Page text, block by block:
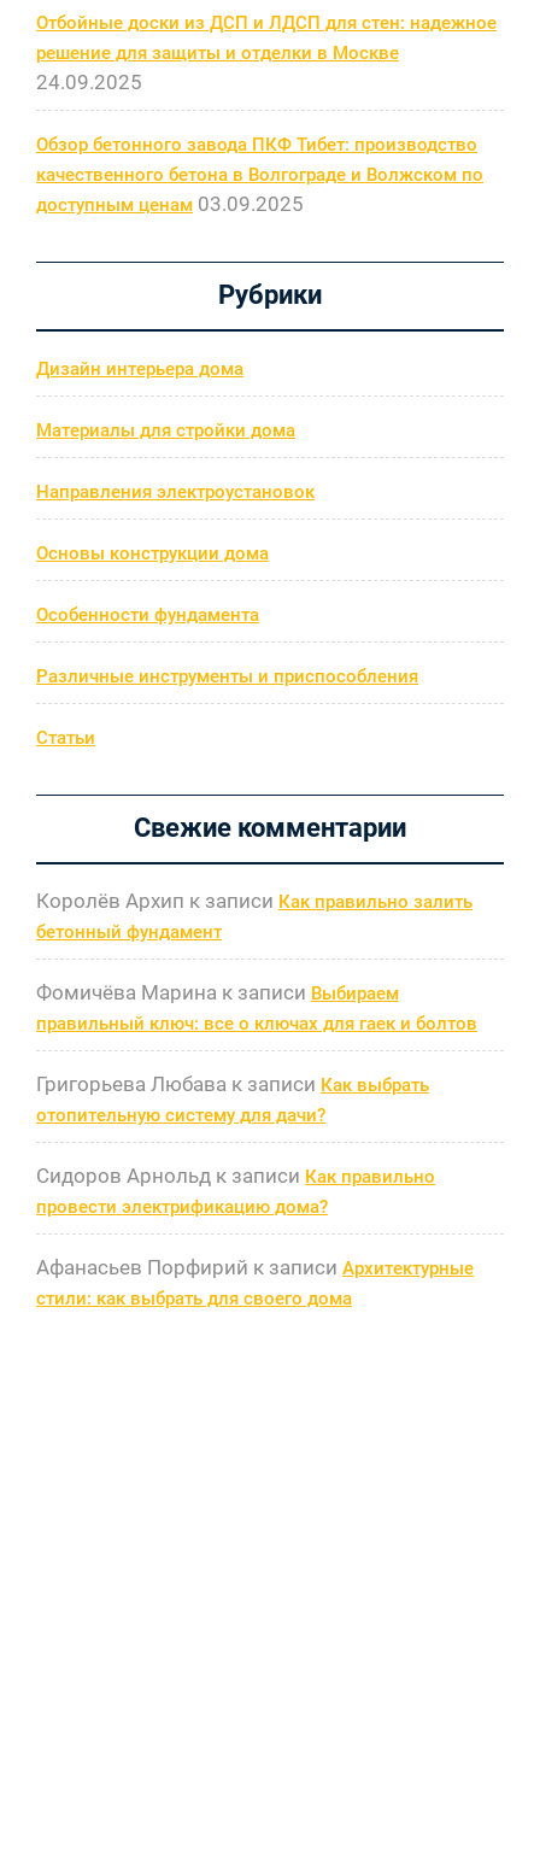
Отбойные доски из ДСП и ЛДСП для стен: надежное
решение для защиты и отделки в Москве
24.09.2025
Обзор бетонного завода ПКФ Тибет: производство
качественного бетона в Волгограде и Волжском по
доступным ценам 03.09.2025
Рубрики
Дизайн интерьера дома
Материалы для стройки дома
Направления электроустановок
Основы конструкции дома
Особенности фундамента
Различные инструменты и приспособления
Статьи
Свежие комментарии
Королёв Архип к записи Как правильно залить
бетонный фундамент
Фомичёва Марина к записи Выбираем
правильный ключ: все о ключах для гаек и болтов
Григорьева Любава к записи Как выбрать
отопительную систему для дачи?
Сидоров Арнольд к записи Как правильно
провести электрификацию дома?
Афанасьев Порфирий к записи Архитектурные
стили: как выбрать для своего дома